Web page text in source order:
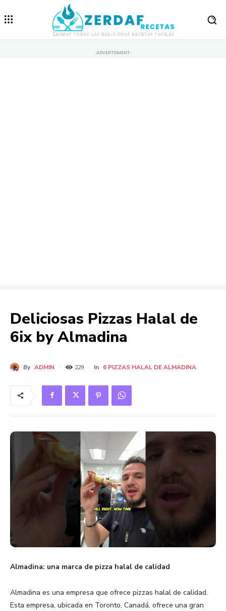
-ADVERTISMENT-
Deliciosas Pizzas Halal de
6ix by Almadina
By ADMIN 229 In 6 PIZZAS HALAL DE ALMADINA
Almadina: una marca de pizza halal de calidad
Almadina es una empresa que ofrece pizzas halal de calidad.
Esta empresa, ubicada en Toronto, Canadá, ofrece una gran